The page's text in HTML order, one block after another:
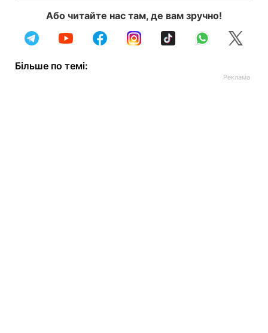
Або читайте нас там, де вам зручно!
Більше по темі: